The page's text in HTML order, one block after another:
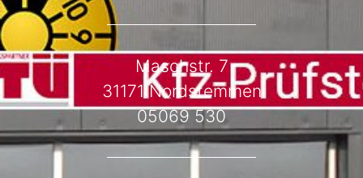
Maschstr. 7
31171 Nordstemmen
05069 530